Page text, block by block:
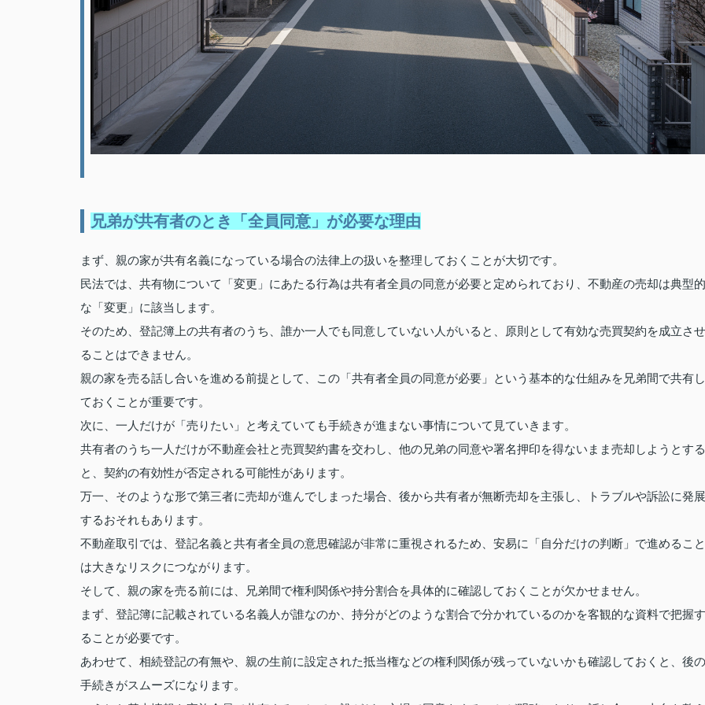
兄弟が共有者のとき「全員同意」が必要な理由
まず、親の家が共有名義になっている場合の法律上の扱いを整理しておくことが大切です。
民法では、共有物について「変更」にあたる行為は共有者全員の同意が必要と定められており、不動産の売却は典型的
な「変更」に該当します。
そのため、登記簿上の共有者のうち、誰か一人でも同意していない人がいると、原則として有効な売買契約を成立させ
ることはできません。
親の家を売る話し合いを進める前提として、この「共有者全員の同意が必要」という基本的な仕組みを兄弟間で共有し
ておくことが重要です。
次に、一人だけが「売りたい」と考えていても手続きが進まない事情について見ていきます。
共有者のうち一人だけが不動産会社と売買契約書を交わし、他の兄弟の同意や署名押印を得ないまま売却しようとする
と、契約の有効性が否定される可能性があります。
万一、そのような形で第三者に売却が進んでしまった場合、後から共有者が無断売却を主張し、トラブルや訴訟に発展
するおそれもあります。
不動産取引では、登記名義と共有者全員の意思確認が非常に重視されるため、安易に「自分だけの判断」で進めること
は大きなリスクにつながります。
そして、親の家を売る前には、兄弟間で権利関係や持分割合を具体的に確認しておくことが欠かせません。
まず、登記簿に記載されている名義人が誰なのか、持分がどのような割合で分かれているのかを客観的な資料で把握す
ることが必要です。
あわせて、相続登記の有無や、親の生前に設定された抵当権などの権利関係が残っていないかも確認しておくと、後の
手続きがスムーズになります。